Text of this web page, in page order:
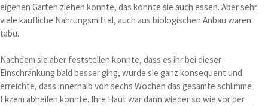
eigenen Garten ziehen konnte, das konnte sie auch essen. Aber sehr
viele käufliche Nahrungsmittel, auch aus biologischen Anbau waren
tabu.
Nachdem sie aber feststellen konnte, dass es ihr bei dieser
Einschränkung bald besser ging, wurde sie ganz konsequent und
erreichte, dass innerhalb von sechs Wochen das gesamte schlimme
Ekzem abheilen konnte. Ihre Haut war dann wieder so wie vor der